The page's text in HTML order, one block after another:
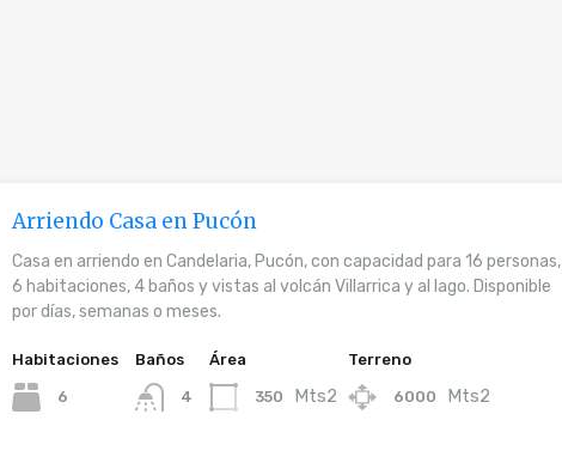
Arriendo Casa en Pucón
Casa en arriendo en Candelaria, Pucón, con capacidad para 16 personas,
6 habitaciones, 4 baños y vistas al volcán Villarrica y al lago. Disponible
por días, semanas o meses.
Habitaciones
6
Baños
4
Área
350 Mts2
Terreno
6000 Mts2